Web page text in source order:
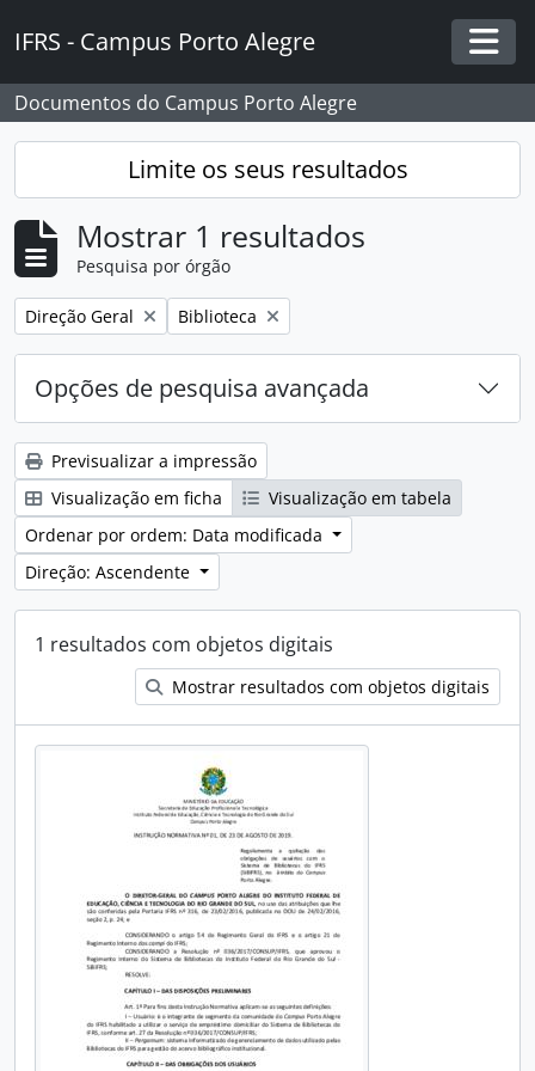
IFRS - Campus Porto Alegre
Documentos do Campus Porto Alegre
Limite os seus resultados
Mostrar 1 resultados
Pesquisa por órgão
Remover filtro:
Direção Geral Remover filtro:
Biblioteca
Opções de pesquisa avançada
Previsualizar a impressão
Visualização em ficha
Visualização em tabela
Ordenar por ordem: Data modificada
Direção: Ascendente
1 resultados com objetos digitais
Mostrar resultados com objetos digitais